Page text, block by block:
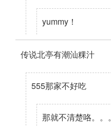
yummy！
传说北亭有潮汕粿汁
555那家不好吃
那就不清楚咯。。。